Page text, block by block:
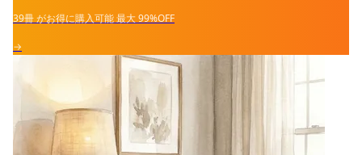
39冊がお得に購入可能最大99%OFF
→